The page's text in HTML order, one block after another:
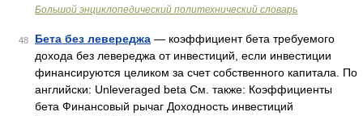
Большой энциклопедический политехнический словарь
48 Бета без левереджа — коэффициент бета требуемого
дохода без левереджа от инвестиций, если инвестиции
финансируются целиком за счет собственного капитала. По
английски: Unleveraged beta См. также: Коэффициенты
бета Финансовый рычаг Доходность инвестиций